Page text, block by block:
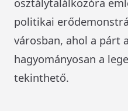
politikai
városban, ahol a párt
hagyományosan a
tekinthető.